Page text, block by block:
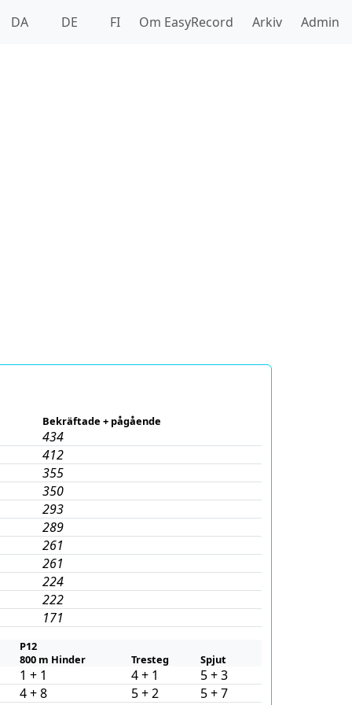
DA DE FI Om EasyRecord Arkiv Admin
Bekräftade + pågående
434
412
355
350
293
289
261
261
224
222
171
P12
800 m Hinder
Tresteg Spjut
1 + 1 4 + 1
5 + 3
4 + 8
5 + 2
5 + 7